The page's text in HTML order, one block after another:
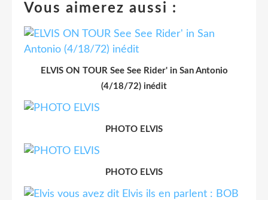
Vous aimerez aussi :
ELVIS ON TOUR See See Rider' in San Antonio
(4/18/72) inédit
PHOTO ELVIS
PHOTO ELVIS